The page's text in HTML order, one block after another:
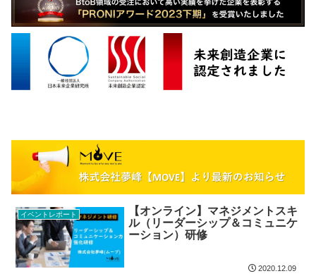
イベントレポート
【オンライン】マネジメントスキ
ル（リーダーシップ＆コミュニケ
ーション）研修
2020.12.09